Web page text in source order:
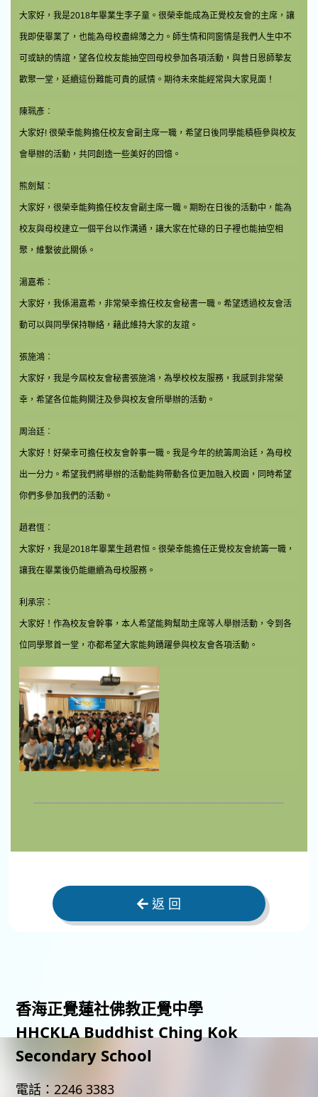
大家好，我是2018年畢業生李子童。很榮幸能成為正覺校友會的主席，讓
我即使畢業了，也能為母校盡綿薄之力。師生情和同窗情是我們人生中不
可或缺的情誼，望各位校友能抽空回母校參加各項活動，與昔日恩師摯友
歡聚一堂，延續這份難能可貴的感情。期待未來能經常與大家見面！
陳珮彥︰
大家好! 很榮幸能夠擔任校友會副主席一職，希望日後同學能積極參與校友
會舉辦的活動，共同創造一些美好的回憶。
熊劍幫︰
大家好，很榮幸能夠擔任校友會副主席一職。期盼在日後的活動中，能為
校友與母校建立一個平台以作溝通，讓大家在忙碌的日子裡也能抽空相
聚，維繫彼此關係。
湯嘉希︰
大家好，我係湯嘉希，非常榮幸擔任校友會秘書一職。希望透過校友會活
動可以與同學保持聯絡，藉此維持大家的友誼。
張施鴻︰
大家好，我是今屆校友會秘書張施鴻，為學校校友服務，我感到非常榮
幸，希望各位能夠關注及參與校友會所舉辦的活動。
周治廷︰
大家好！好榮幸可擔任校友會幹事一職。我是今年的統籌周治廷，為母校
出一分力。希望我們將舉辦的活動能夠帶動各位更加融入校園，同時希望
你們多參加我們的活動。
趙君恆︰
大家好，我是2018年畢業生趙君恒。很榮幸能擔任正覺校友會統籌一職，
讓我在畢業後仍能繼續為母校服務。
利承宗︰
大家好！作為校友會幹事，本人希望能夠幫助主席等人舉辦活動，令到各
位同學聚首一堂，亦都希望大家能夠踴躍參與校友會各項活動。
返 回
香海正覺蓮社佛教正覺中學
HHCKLA Buddhist Ching Kok
Secondary School
電話： 2246 3383